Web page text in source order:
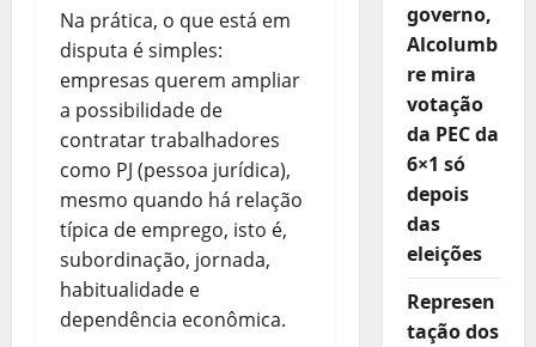
Na prática, o que está em
disputa é simples:
empresas querem ampliar
a possibilidade de
contratar trabalhadores
como PJ (pessoa jurídica),
mesmo quando há relação
típica de emprego, isto é,
subordinação, jornada,
habitualidade e
dependência econômica.
governo,
Alcolumb
re mira
votação
da PEC da
6×1 só
depois
das
eleições
Represen
tação dos